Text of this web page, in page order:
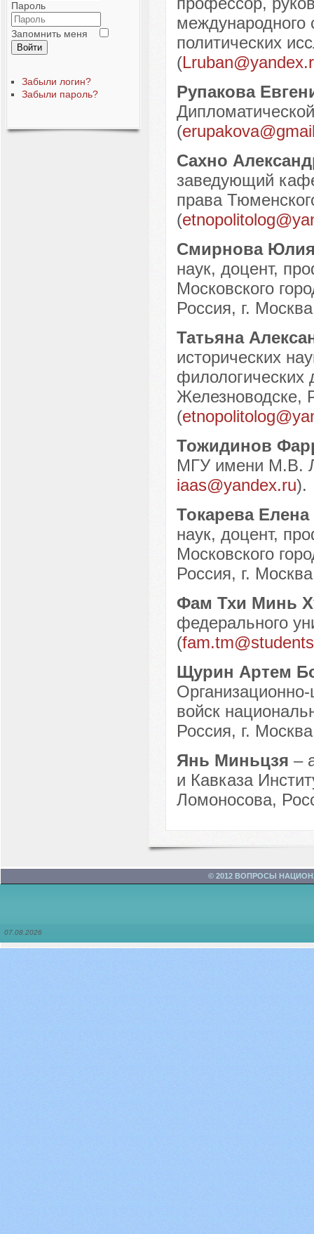
Пароль
Запомнить меня
Войти
Забыли логин?
Забыли пароль?
международного
политических
(
Рупакова
(
Сахно
заведующий
права
(
Смирнова
наук, доцент,
Московского
Россия, г.
Татьяна
исторических
Железноводске,
(
Тожидинов
МГУ имени М.В.
iaas@yandex.ru).
Токарева
наук, доцент,
Московского
Россия, г.
Фам Тхи Минь
федерального
(
Щурин Артем
войск
Россия, г.
Янь Миньцзя –
и Кавказа
Ломоносова,
© 2012 ВОПРОСЫ
07.08.2026